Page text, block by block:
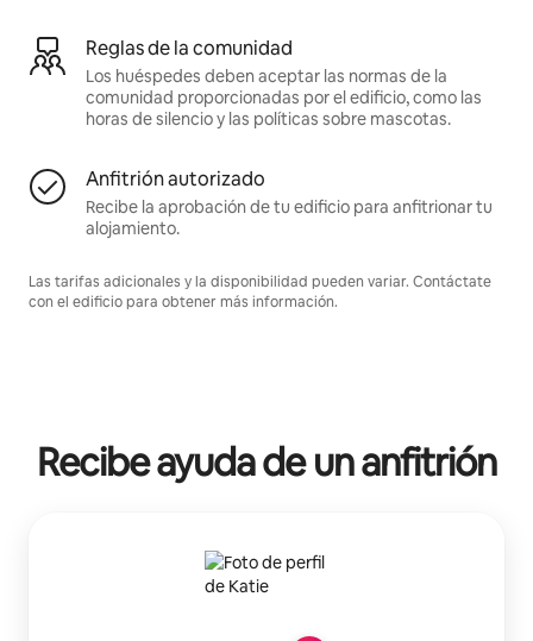
Reglas de la comunidad
Los huéspedes deben aceptar las normas de la
comunidad proporcionadas por el edificio, como las
horas de silencio y las políticas sobre mascotas.
Anfitrión autorizado
Recibe la aprobación de tu edificio para anfitrionar tu
alojamiento.
Las tarifas adicionales y la disponibilidad pueden variar. Contáctate
con el edificio para obtener más información.
Recibe ayuda de un anfitrión